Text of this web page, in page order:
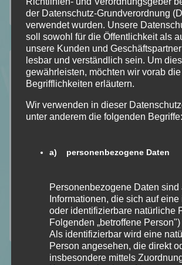
Wunschliste
Kategorien
Allgemein
Bookish – Bingo
Einblick in meine Art
Literatur Orakel
Neuzugänge
Rezension
Top Ten Thursday
der Datenschutz-Grundverordnung
verwendet wurden. Unsere
soll sowohl für die Öffentlichkeit als
unsere Kunden und
lesbar und verständlich sein. Um
gewährleisten, möchten wir vorab
Begrifflichkeiten erläutern.
Wir verwenden in dieser
unter anderem die folgenden Begriffe:
a) personenbezogene Daten
Personenbezogene Daten sind
Informationen, die sich auf
oder identifizierbare natürliche
Folgenden „betroffene
Als identifizierbar wird eine
Person angesehen, die direkt
insbesondere mittels